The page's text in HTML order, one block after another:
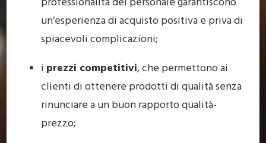
un’esperienza di acquisto positiva e priva di
spiacevoli complicazioni;
i prezzi competitivi, che permettono ai
clienti di ottenere prodotti di qualità senza
rinunciare a un buon rapporto qualità-
prezzo;